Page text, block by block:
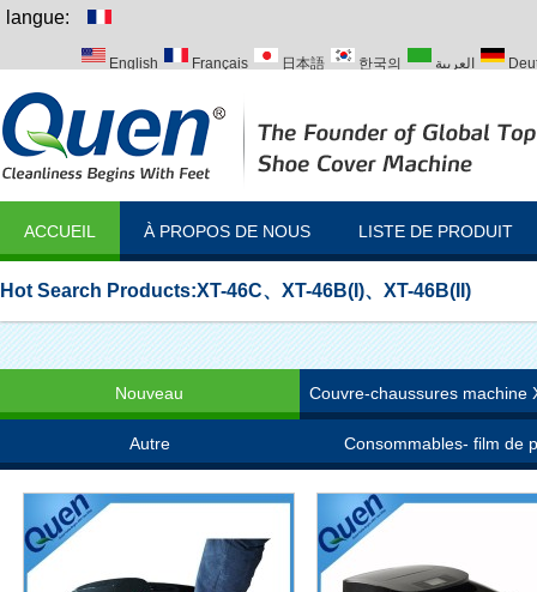
langue:
English Français 日本語 한국의 العربية
ACCUEIL À PROPOS DE NOUS LISTE DE PRODUIT
Hot Search Products:XT-46C、 XT-46B(I)、 XT-46B(II)
Nouveau Couvre-chaussures machine
Autre Consommables- film de